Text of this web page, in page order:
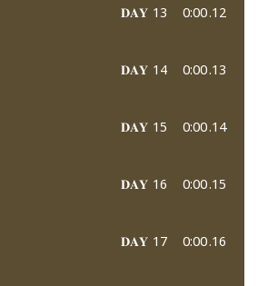
12.
𝐃𝐀𝐘 13 0:00
13.
𝐃𝐀𝐘 14 0:00
14.
𝐃𝐀𝐘 15 0:00
15.
𝐃𝐀𝐘 16 0:00
16.
𝐃𝐀𝐘 17 0:00